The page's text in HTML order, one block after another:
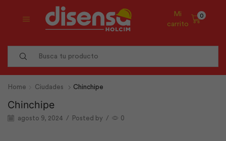
Mi
carrito
0
Home Ciudades Chinchipe
Chinchipe
agosto 9, 2024 / Posted by / 0